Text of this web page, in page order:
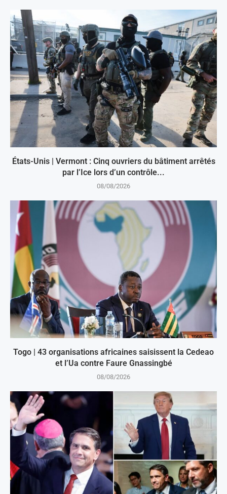
États-Unis | Vermont : Cinq ouvriers du bâtiment arrêtés
par l’Ice lors d’un contrôle...
08/08/2026
Togo | 43 organisations africaines saisissent la Cedeao
et l’Ua contre Faure Gnassingbé
08/08/2026